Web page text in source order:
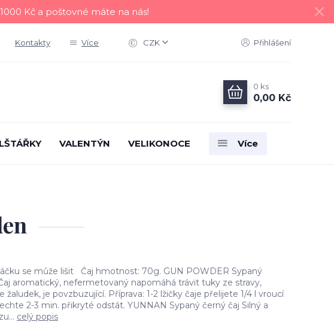
Kč a poštovné máte na nás!
Kontakty Více CZK Přihlášení
0 ks
0,00 Kč
VALENTÝN VELIKONOCE Více
se může lišit Čaj hmotnost: 70g. GUN POWDER Sypaný
aromatický, nefermetovaný napomáhá trávit tuky ze stravy,
žaludek, je povzbuzující. Příprava: 1-2 lžičky čaje přelijete 1/4 l vroucí
2-3 min. přikryté odstát. YUNNAN Sypaný černý čaj Silný a
celý popis